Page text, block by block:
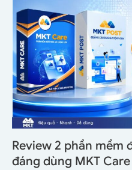
Review 2 phần mềm
đáng dùng MKT